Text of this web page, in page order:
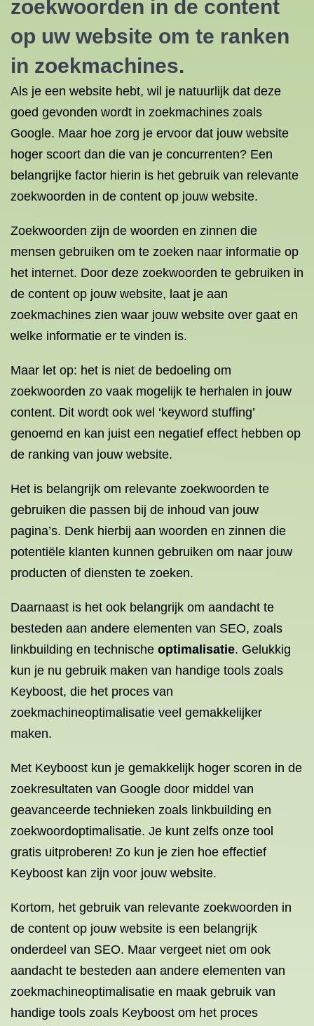
zoekwoorden in de content
op uw website om te ranken
in zoekmachines.
Als je een website hebt, wil je natuurlijk dat deze
goed gevonden wordt in zoekmachines zoals
Google. Maar hoe zorg je ervoor dat jouw website
hoger scoort dan die van je concurrenten? Een
belangrijke factor hierin is het gebruik van relevante
zoekwoorden in de content op jouw website.
Zoekwoorden zijn de woorden en zinnen die
mensen gebruiken om te zoeken naar informatie op
het internet. Door deze zoekwoorden te gebruiken in
de content op jouw website, laat je aan
zoekmachines zien waar jouw website over gaat en
welke informatie er te vinden is.
Maar let op: het is niet de bedoeling om
zoekwoorden zo vaak mogelijk te herhalen in jouw
content. Dit wordt ook wel ‘keyword stuffing’
genoemd en kan juist een negatief effect hebben op
de ranking van jouw website.
Het is belangrijk om relevante zoekwoorden te
gebruiken die passen bij de inhoud van jouw
pagina’s. Denk hierbij aan woorden en zinnen die
potentiële klanten kunnen gebruiken om naar jouw
producten of diensten te zoeken.
Daarnaast is het ook belangrijk om aandacht te
besteden aan andere elementen van SEO, zoals
linkbuilding en technische optimalisatie. Gelukkig
kun je nu gebruik maken van handige tools zoals
Keyboost, die het proces van
zoekmachineoptimalisatie veel gemakkelijker
maken.
Met Keyboost kun je gemakkelijk hoger scoren in de
zoekresultaten van Google door middel van
geavanceerde technieken zoals linkbuilding en
zoekwoordoptimalisatie. Je kunt zelfs onze tool
gratis uitproberen! Zo kun je zien hoe effectief
Keyboost kan zijn voor jouw website.
Kortom, het gebruik van relevante zoekwoorden in
de content op jouw website is een belangrijk
onderdeel van SEO. Maar vergeet niet om ook
aandacht te besteden aan andere elementen van
zoekmachineoptimalisatie en maak gebruik van
handige tools zoals Keyboost om het proces